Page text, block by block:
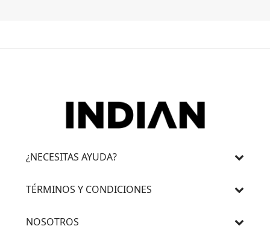
¿NECESITAS AYUDA?
TÉRMINOS Y CONDICIONES
NOSOTROS